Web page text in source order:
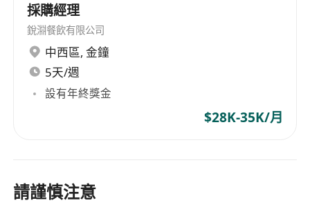
採購經理
銳淵餐飲有限公司
中西區, 金鐘
5天/週
設有年終獎金
$28K-35K/月
請謹慎注意